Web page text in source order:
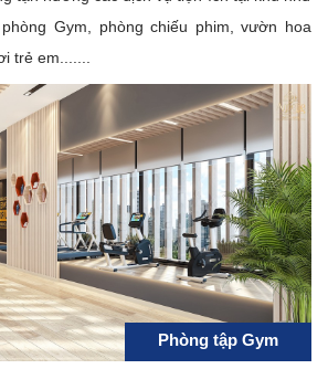
Gym, phòng chiếu phim, vườn hoa
trẻ em.......
Phòng tập Gym